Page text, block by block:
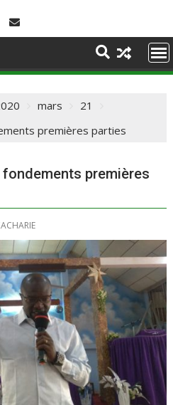
mars
21
premières parties
fondements premières